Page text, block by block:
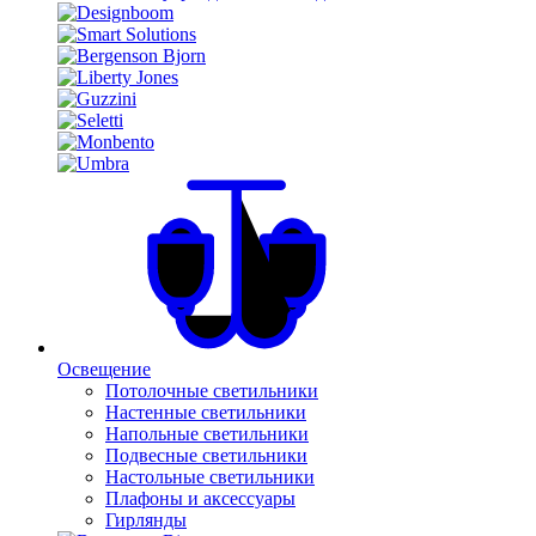
Освещение
Потолочные светильники
Настенные светильники
Напольные светильники
Подвесные светильники
Настольные светильники
Плафоны и аксессуары
Гирлянды